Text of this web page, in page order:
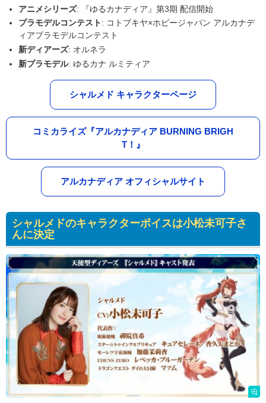
アニメシリーズ: 『ゆるカナディア』第3期 配信開始
プラモデルコンテスト: コトブキヤ×ホビージャパン アルカナデ
ィアプラモデルコンテスト
新ディアーズ: オルネラ
新プラモデル: ゆるカナ ルミティア
シャルメド キャラクターページ
コミカライズ『アルカナディア BURNING BRIGH
T！』
アルカナディア オフィシャルサイト
シャルメドのキャラクターボイスは小松未可子さ
んに決定